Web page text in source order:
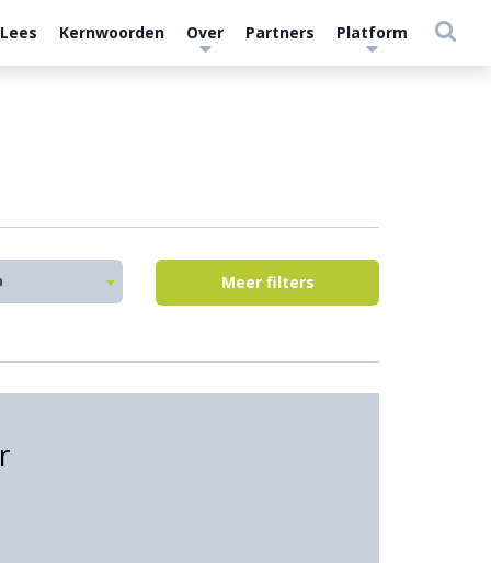
Kernwoorden Over Partners Platform
Meer filters